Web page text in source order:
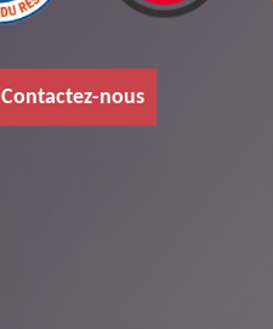
Contactez-nous